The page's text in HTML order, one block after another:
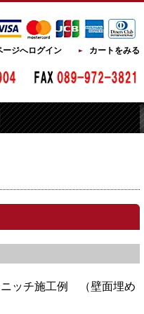
ージへログイン カートをみる
ッチ施工例 （壁面埋め